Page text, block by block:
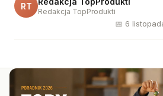
RT
Redakcja TopProdukti
📅 6